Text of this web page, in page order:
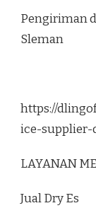
Pengiriman
Sleman
https://
ice-
LAYANAN
Jual Dry Es